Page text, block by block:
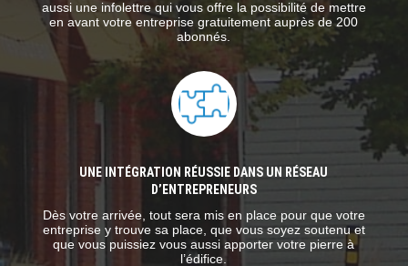
aussi une infolettre qui vous offre la possibilité de mettre
en avant votre entreprise gratuitement auprès de 200
abonnés.
UNE INTÉGRATION RÉUSSIE DANS UN RÉSEAU
D’ENTREPRENEURS
Dès votre arrivée, tout sera mis en place pour que votre
entreprise y trouve sa place, que vous soyez soutenu et
que vous puissiez vous aussi apporter votre pierre à
l’édifice.